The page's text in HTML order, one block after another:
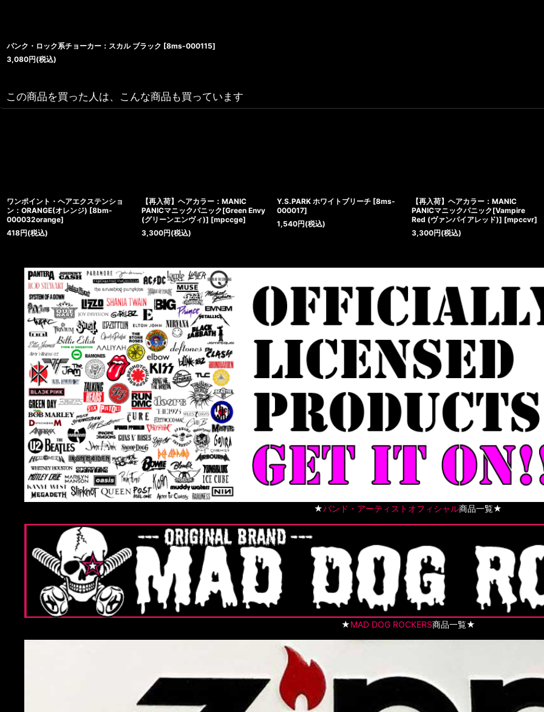
パンク・ロック系チョーカー：スカル ブラック [8ms-000115]
3,080円(税込)
この商品を買った人は、こんな商品も買っています
ワンポイント・ヘアエクステンショ
ン：ORANGE(オレンジ) [8bm-
000032orange]
418円(税込)
【再入荷】ヘアカラー：MANIC
PANICマニックパニック[Green Envy
(グリーンエンヴィ)] [mpccge]
3,300円(税込)
Y.S.PARK ホワイトブリーチ [8ms-
000017]
1,540円(税込)
【再入荷】ヘアカラー：MANIC
PANICマニックパニック[Vampire
Red (ヴァンパイアレッド)] [mpccvr]
3,300円(税込)
★バンド・アーティストオフィシャル商品一覧★
★MAD DOG ROCKERS商品一覧★